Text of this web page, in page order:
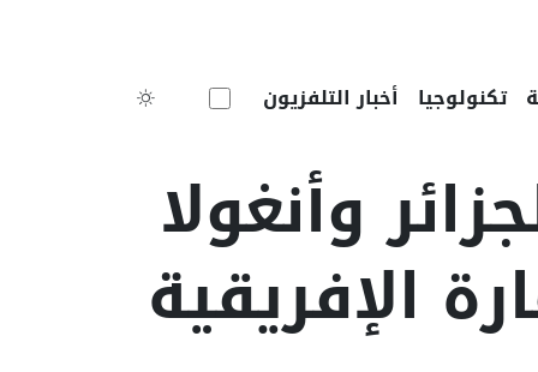
تكنولوجيا أخبار التلفزيون
وأنغولا
الإفريقية